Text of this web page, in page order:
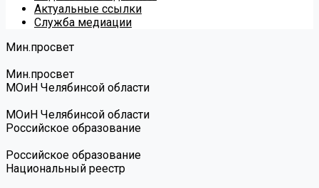
Актуальные ссылки
Служба медиации
Мин.просвет
Мин.просвет
МОиН Челябинсой области
МОиН Челябинсой области
Российское образование
Российское образование
Национальный реестр